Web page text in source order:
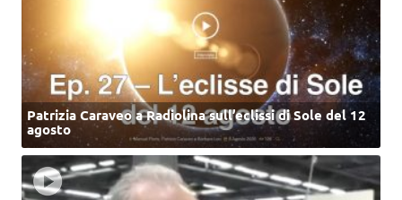
Patrizia Caraveo a Radiolina sull’eclissi di Sole del 12
agosto